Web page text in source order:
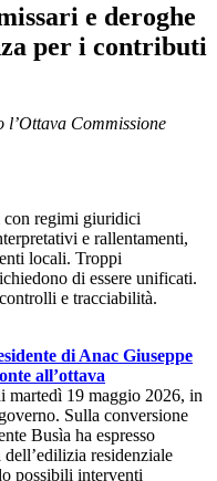
e deroghe
per i contributi
l’Ottava Commissione
con regimi giuridici
e rallentamenti,
locali. Troppi
di essere unificati.
e tracciabilità.
di Anac Giuseppe
all’ottava
martedì 19 maggio 2026, in
Sulla conversione
Busìa ha espresso
dell’edilizia residenziale
possibili interventi